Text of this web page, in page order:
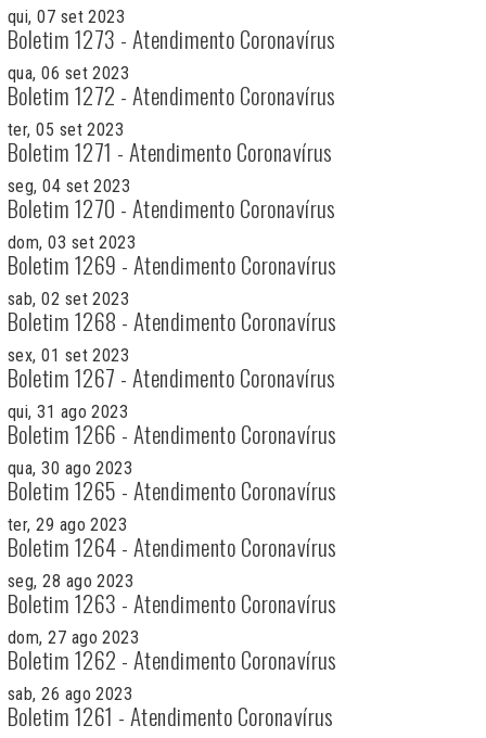
qui, 07 set 2023
Boletim 1273 - Atendimento Coronavírus
qua, 06 set 2023
Boletim 1272 - Atendimento Coronavírus
ter, 05 set 2023
Boletim 1271 - Atendimento Coronavírus
seg, 04 set 2023
Boletim 1270 - Atendimento Coronavírus
dom, 03 set 2023
Boletim 1269 - Atendimento Coronavírus
sab, 02 set 2023
Boletim 1268 - Atendimento Coronavírus
sex, 01 set 2023
Boletim 1267 - Atendimento Coronavírus
qui, 31 ago 2023
Boletim 1266 - Atendimento Coronavírus
qua, 30 ago 2023
Boletim 1265 - Atendimento Coronavírus
ter, 29 ago 2023
Boletim 1264 - Atendimento Coronavírus
seg, 28 ago 2023
Boletim 1263 - Atendimento Coronavírus
dom, 27 ago 2023
Boletim 1262 - Atendimento Coronavírus
sab, 26 ago 2023
Boletim 1261 - Atendimento Coronavírus